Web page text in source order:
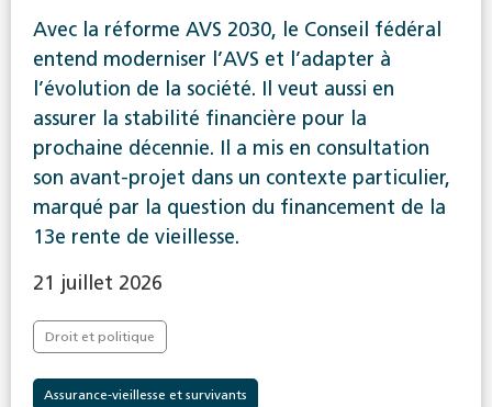
Avec la réforme AVS 2030, le Conseil fédéral
entend moderniser l’AVS et l’adapter à
l’évolution de la société. Il veut aussi en
assurer la stabilité financière pour la
prochaine décennie. Il a mis en consultation
son avant-projet dans un contexte particulier,
marqué par la question du financement de la
13e rente de vieillesse.
21 juillet 2026
Droit et politique
Assurance-vieillesse et survivants